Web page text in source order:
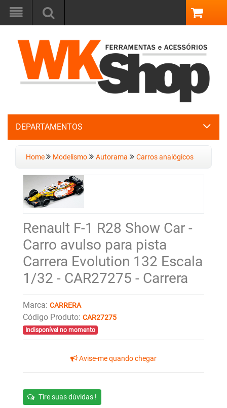
DEPARTAMENTOS
Home Modelismo Autorama Carros analógicos
Renault F-1 R28 Show Car -
Carro avulso para pista
Carrera Evolution 132 Escala
1/32 - CAR27275 - Carrera
Marca: CARRERA
Código Produto: CAR27275
Indisponível no momento
Avise-me quando chegar
Tire suas dúvidas !